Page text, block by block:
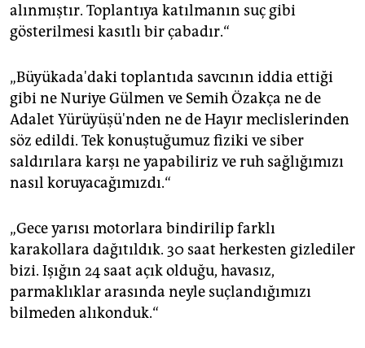
alınmıştır. Toplantıya katılmanın suç gibi
gösterilmesi kasıtlı bir çabadır.“
„Büyükada'daki toplantıda savcının iddia ettiği
gibi ne Nuriye Gülmen ve Semih Özakça ne de
Adalet Yürüyüşü'nden ne de Hayır meclislerinden
söz edildi. Tek konuştuğumuz fiziki ve siber
saldırılara karşı ne yapabiliriz ve ruh sağlığımızı
nasıl koruyacağımızdı.“
„Gece yarısı motorlara bindirilip farklı
karakollara dağıtıldık. 30 saat herkesten gizlediler
bizi. Işığın 24 saat açık olduğu, havasız,
parmaklıklar arasında neyle suçlandığımızı
bilmeden alıkonduk.“